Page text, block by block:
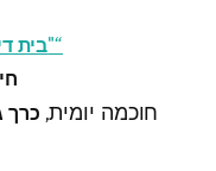
, "בית דין: זימון לבית דין"“
חוכמה יומית, כרך ג', עמ'